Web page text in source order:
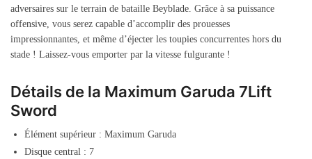
adversaires sur le terrain de bataille Beyblade. Grâce à sa puissance
offensive, vous serez capable d’accomplir des prouesses
impressionnantes, et même d’éjecter les toupies concurrentes hors du
stade ! Laissez-vous emporter par la vitesse fulgurante !
Détails de la Maximum Garuda 7Lift
Sword
Élément supérieur : Maximum Garuda
Disque central : 7